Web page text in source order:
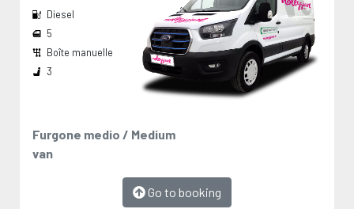
Furgone medio / Medium
van
Go to booking
Diesel
5
Boîte manuelle
3